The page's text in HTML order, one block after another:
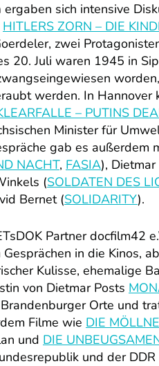
ergaben sich intensive
HITLERS ZORN – DIE
zwei
20. Juli waren 1945 in
werden. In Hannover
– PUTINS
Minister für
gab es außerdem
NACHT, FASIA), Dietmar
(SOLDATEN DES
Bernet (SOLIDARITY).
Partner docfilm42
in die Kinos,
Kulisse, ehemalige
von Dietmar Posts
Orte und
Filme wie DIE
und DIE
und der